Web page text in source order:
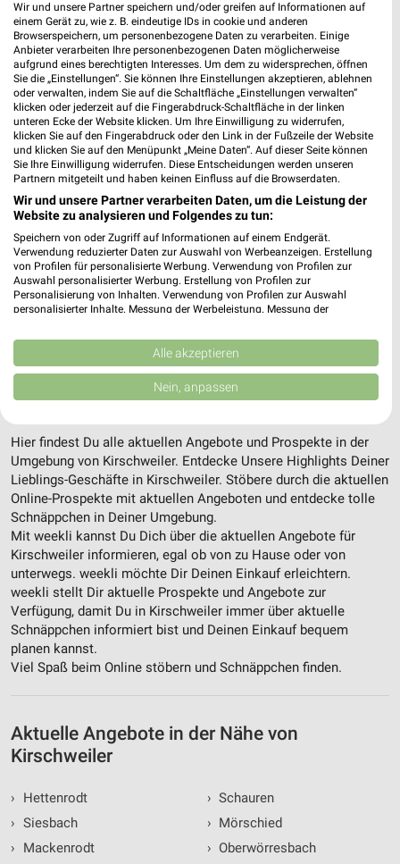
NORMA
3,6 km
Wochenend Spezial
Gültig ab Fr. 07.08.
Globus
11,1 km
Angebote ab 03.08.
Gültig bis Sa. 08.08.
ALLE PROSPEKTE
Hier findest Du alle aktuellen Angebote und Prospekte in der
Umgebung von Kirschweiler. Entdecke Unsere Highlights Deiner
Lieblings-Geschäfte in Kirschweiler. Stöbere durch die aktuellen
Online-Prospekte mit aktuellen Angeboten und entdecke tolle
Schnäppchen in Deiner Umgebung.
Mit weekli kannst Du Dich über die aktuellen Angebote für
Kirschweiler informieren, egal ob von zu Hause oder von
unterwegs. weekli möchte Dir Deinen Einkauf erleichtern.
weekli stellt Dir aktuelle Prospekte und Angebote zur
Verfügung, damit Du in Kirschweiler immer über aktuelle
Schnäppchen informiert bist und Deinen Einkauf bequem
planen kannst.
Viel Spaß beim Online stöbern und Schnäppchen finden.
Aktuelle Angebote in der Nähe von
Kirschweiler
›
Hettenrodt
› Siesbach
›
Mackenrodt
› Schauren
› Mörschied
› Oberwörresbach
Wir und unsere Partner speichern und/oder greifen auf Informationen auf
einem Gerät zu, wie z. B. eindeutige IDs in cookie und anderen
Browserspeichern, um personenbezogene Daten zu verarbeiten. Einige
Anbieter verarbeiten Ihre personenbezogenen Daten möglicherweise
aufgrund eines berechtigten Interesses. Um dem zu widersprechen, öffnen
Sie die „Einstellungen“. Sie können Ihre Einstellungen akzeptieren, ablehnen
oder verwalten, indem Sie auf die Schaltfläche „Einstellungen verwalten“
klicken oder jederzeit auf die Fingerabdruck-Schaltfläche in der linken
unteren Ecke der Website klicken. Um Ihre Einwilligung zu widerrufen,
klicken Sie auf den Fingerabdruck oder den Link in der Fußzeile der Website
und klicken Sie auf den Menüpunkt „Meine Daten“. Auf dieser Seite können
Sie Ihre Einwilligung widerrufen. Diese Entscheidungen werden unseren
Partnern mitgeteilt und haben keinen Einfluss auf die Browserdaten.
Wir und unsere Partner verarbeiten Daten, um die Leistung der
Website zu analysieren und Folgendes zu tun:
Speichern von oder Zugriff auf Informationen auf einem Endgerät.
Verwendung reduzierter Daten zur Auswahl von Werbeanzeigen. Erstellung
von Profilen für personalisierte Werbung. Verwendung von Profilen zur
Auswahl personalisierter Werbung. Erstellung von Profilen zur
Personalisierung von Inhalten. Verwendung von Profilen zur Auswahl
personalisierter Inhalte. Messung der Werbeleistung. Messung der
Kombinationen von Daten aus verschiedenen Quellen. Entwicklung und
Verbesserung der Angebote. Verwendung reduzierter Daten zur Auswahl
von Inhalten.
Daten können außerhalb der Europäischen Union weitergegeben und in die
USA gesendet werden.
Website/App.
Partnerliste anzeigen (1 IAB-Anbieter)
Wir nutzen Ihre Daten für folgende Zwecke:
IAB-Verarbeitungszwecke:
Speichern von oder Zugriff auf Informationen
auf einem Endgerät
Verwendung reduzierter Daten zur Auswahl von
Werbeanzeigen
Erstellung von Profilen für personalisierte
Werbung
Erstellung von Profilen zur Personalisierung
von Inhalten
personalisierter Inhalte
Alle akzeptieren
Nein, anpassen